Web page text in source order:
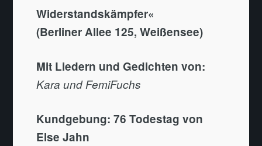
Widerstandskämpfer«
(Berliner Allee 125, Weißensee)
Mit Liedern und Gedichten von:
Kara und FemiFuchs
Kundgebung: 76 Todestag von
Else Jahn